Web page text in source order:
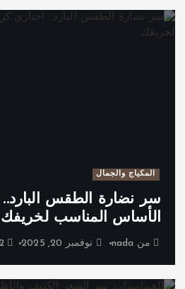
المكياج والجمال
سر نضارة الطقس البارد..
الأساس المناسب لخريفك
من nada نوفمبر 20, 2025 2 views